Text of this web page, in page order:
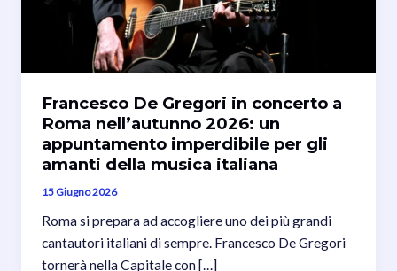
Francesco De Gregori in concerto a
Roma nell’autunno 2026: un
appuntamento imperdibile per gli
amanti della musica italiana
15 Giugno 2026
Roma si prepara ad accogliere uno dei più grandi
cantautori italiani di sempre. Francesco De Gregori
tornerà nella Capitale con […]